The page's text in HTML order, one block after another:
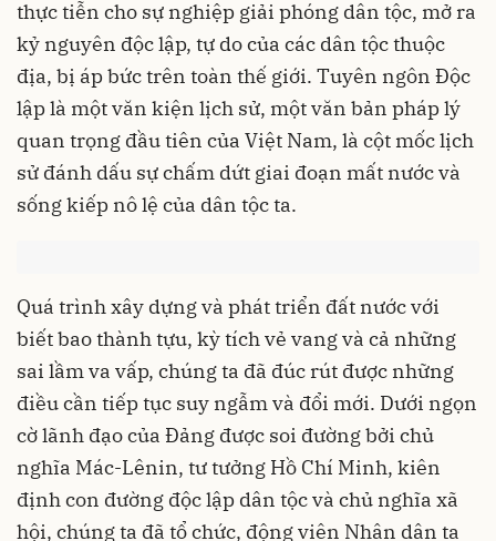
thực tiễn cho sự nghiệp giải phóng dân tộc, mở ra
kỷ nguyên độc lập, tự do của các dân tộc thuộc
địa, bị áp bức trên toàn thế giới. Tuyên ngôn Độc
lập là một văn kiện lịch sử, một văn bản pháp lý
quan trọng đầu tiên của Việt Nam, là cột mốc lịch
sử đánh dấu sự chấm dứt giai đoạn mất nước và
sống kiếp nô lệ của dân tộc ta.
Quá trình xây dựng và phát triển đất nước với
biết bao thành tựu, kỳ tích vẻ vang và cả những
sai lầm va vấp, chúng ta đã đúc rút được những
điều cần tiếp tục suy ngẫm và đổi mới. Dưới ngọn
cờ lãnh đạo của Đảng được soi đường bởi chủ
nghĩa Mác-Lênin, tư tưởng Hồ Chí Minh, kiên
định con đường độc lập dân tộc và chủ nghĩa xã
hội, chúng ta đã tổ chức, động viên Nhân dân ta